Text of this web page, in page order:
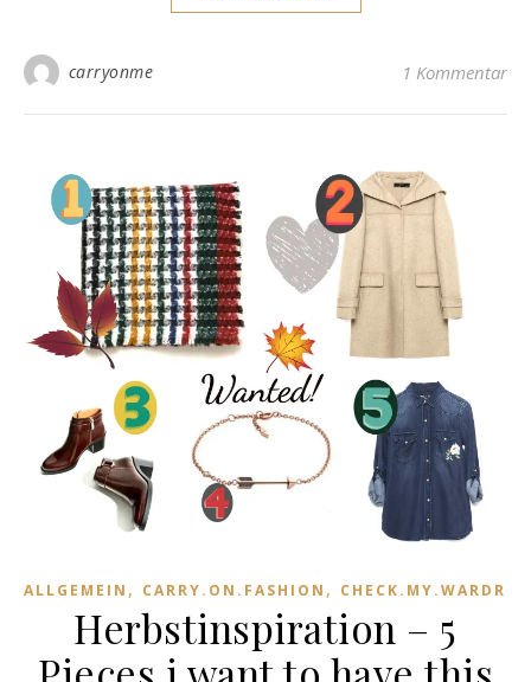
carryonme 1 Kommentar
ALLGEMEIN , CARRY.ON.FASHION ,
Herbstinspiration – 5